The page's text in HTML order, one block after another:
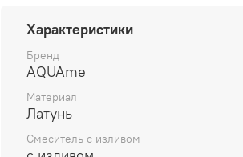
соединительная резьба G ½;
телескопическая штанга;
высоте 90-550 мм;
шланг 1500 мм с защитой от
Характеристики
Бренд
AQUAme
Материал
Латунь
Смеситель с изливом